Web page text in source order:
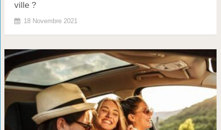
ville ?
18 Novembre 2021